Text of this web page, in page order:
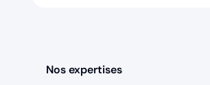
Nos expertises